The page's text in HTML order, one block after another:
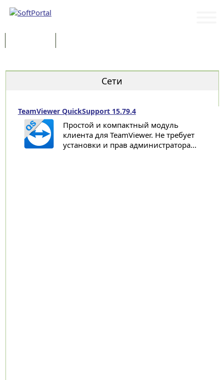
Сети
TeamViewer QuickSupport 15.79.4
Простой и компактный модуль
клиента для TeamViewer. Не требует
установки и прав администратора...